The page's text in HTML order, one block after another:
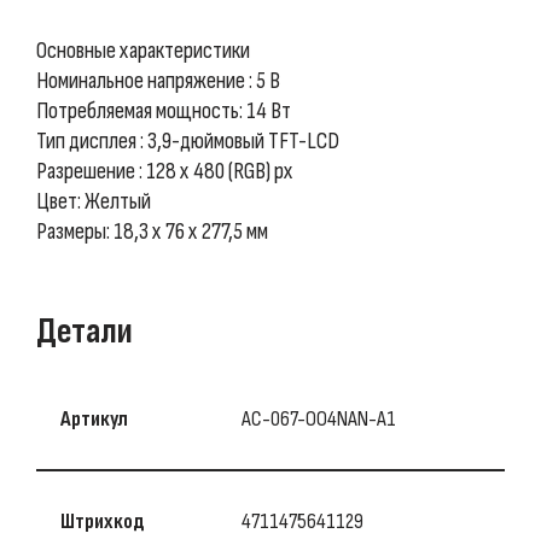
Основные характеристики
Номинальное напряжение : 5 В
Потребляемая мощность: 14 Вт
Тип дисплея : 3,9-дюймовый TFT-LCD
Разрешение : 128 x 480 (RGB) px
Цвет: Желтый
Размеры: 18,3 x 76 x 277,5 мм
Детали
Артикул AC-067-OO4NAN-A1
Штрихкод 4711475641129